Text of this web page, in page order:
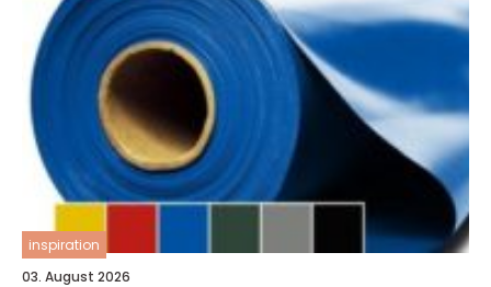
inspiration
03. August 2026